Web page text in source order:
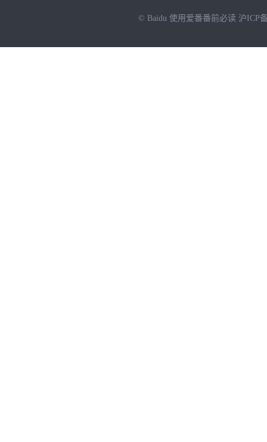
© Baidu 使用爱番番前必读 沪ICP